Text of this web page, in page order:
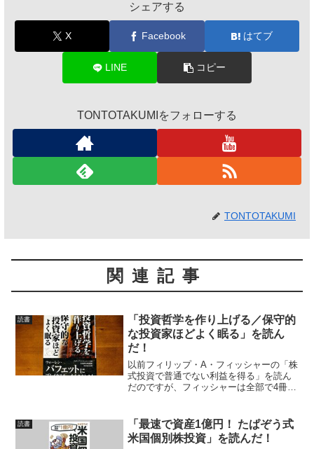
シェアする
X Facebook はてブ
LINE コピー
TONTOTAKUMIをフォローする
TONTOTAKUMI
関連記事
読書
「投資哲学を作り上げる／保守的
な投資家ほどよく眠る」を読ん
だ！
以前フィリップ・A・フィッシャーの「株
式投資で普通でない利益を得る」を読ん
だのですが、フィッシャーは全部で4冊本
目と4冊目の著書になります。息子のケネ
ス・フィッシャー...
読書
「最速で資産1億円！ たぱぞう式
米国個別株投資」を読んだ！